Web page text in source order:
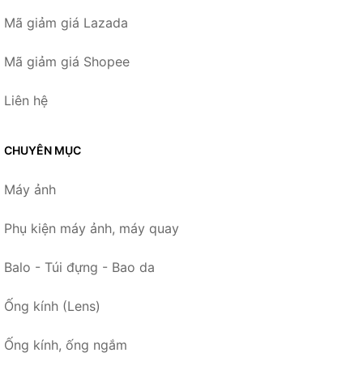
Mã giảm giá Lazada
Mã giảm giá Shopee
Liên hệ
CHUYÊN MỤC
Máy ảnh
Phụ kiện máy ảnh, máy quay
Balo - Túi đựng - Bao da
Ống kính (Lens)
Ống kính, ống ngắm